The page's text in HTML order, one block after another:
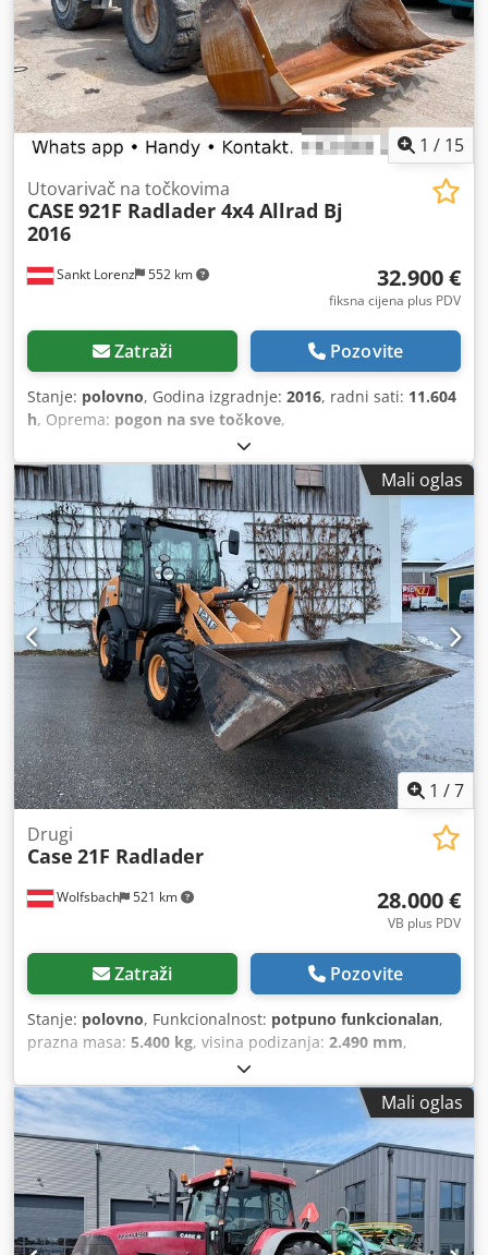
1 / 15
Sankt Lorenz 552 km
Utovarivač na točkovima
CASE 921F Radlader 4x4 Allrad Bj
2016
32.900 €
fiksna cijena plus PDV
Zatraži Pozovite
Stanje: polovno, Godina izgradnje: 2016, radni sati: 11.604
h, Oprema: pogon na sve točkove,
Mali oglas
1 /7
Wolfsbach 521 km
Drugi
Case 21F Radlader
28.000 €
VB plus PDV
Zatraži Pozovite
Stanje: polovno, Funkcionalnost: potpuno funkcionalan,
prazna masa: 5.400 kg, visina podizanja: 2.490 mm,
, radni sati:
5.550 mm, građevinska visina:2.500 mm, vrsta pogona:
Diesel Motor, širina gradnje: Mali oglas